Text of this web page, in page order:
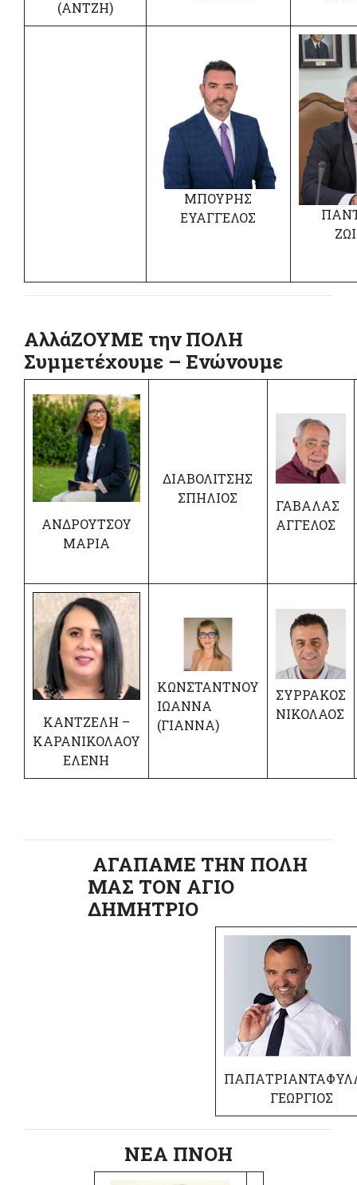
(ΑΝΤΖΗ)
ΜΠΟΥΡΗΣ
ΕΥΑΓΓΕΛΟΣ
ΑλλάΖΟΥΜΕ την ΠΟΛΗ
Συμμετέχουμε – Ενώνουμε
ΑΝΔΡΟΥΤΣΟΥ
ΜΑΡΙΑ
ΔΙΑΒΟΛΙΤΣΗΣ
ΣΠΗΛΙΟΣ
ΓΑΒΑΛΑΣ
ΑΓΓΕΛΟΣ
ΚΑΝΤΖΕΛΗ –
ΚΑΡΑΝΙΚΟΛΑΟΥ
ΕΛΕΝΗ
ΚΩΝΣΤΑΝΤΝΟΥ
ΙΩΑΝΝΑ
(ΓΙΑΝΝΑ)
ΣΥΡΡΑΚΟΣ
ΝΙΚΟΛΑΟΣ
ΑΓΑΠΑΜΕ ΤΗΝ ΠΟΛΗ
ΜΑΣ ΤΟΝ ΑΓΙΟ
ΔΗΜΗΤΡΙΟ
ΓΕΩΡΓΙΟΣ
ΝΕΑ ΠΝΟΗ